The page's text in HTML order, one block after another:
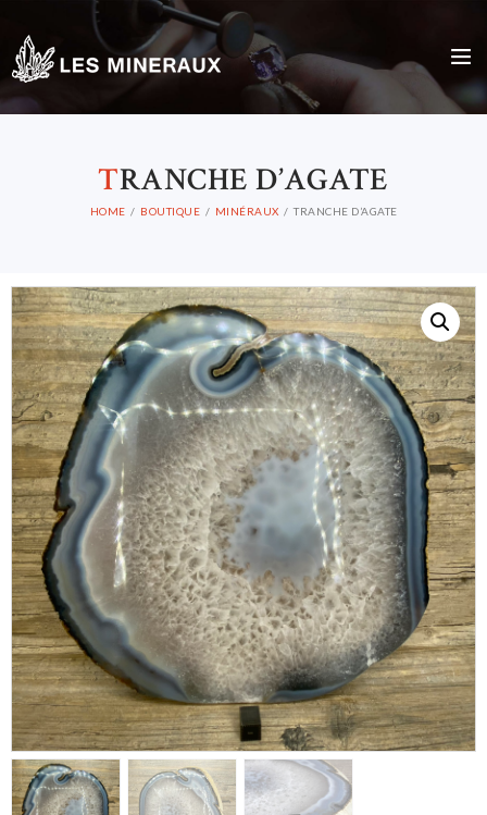
TRANCHE D’AGATE
HOME BOUTIQUE MINÉRAUX TRANCHE D’AGATE